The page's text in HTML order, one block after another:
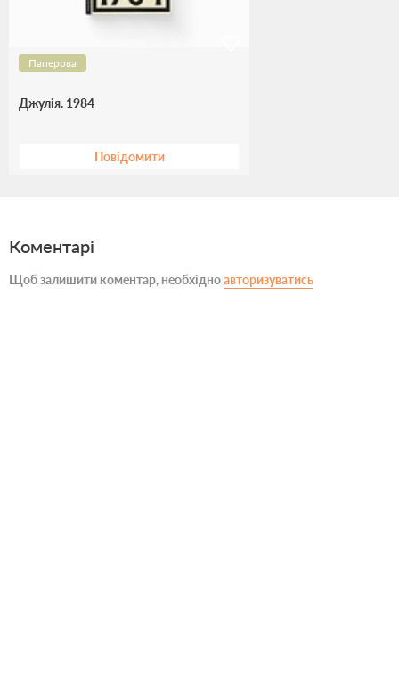
Паперова
Джулія. 1984
Повідомити
Коментарі
Щоб залишити коментар, необхідноавторизуватись